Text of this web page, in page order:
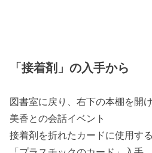
「接着剤」の入手から
図書室に戻り、右下の本棚を開
美香との会話イベント
接着剤を折れたカードに使用する